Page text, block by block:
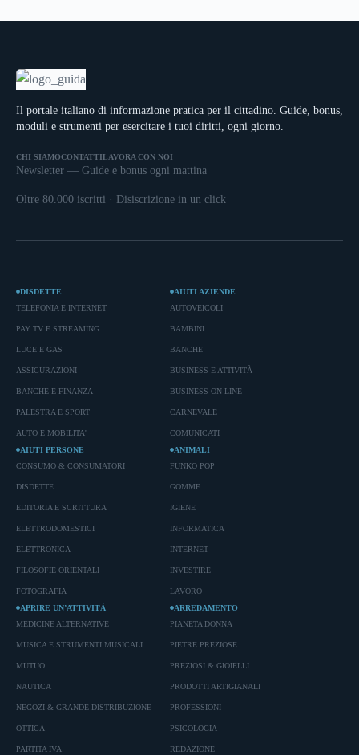
Il portale italiano di informazione pratica per il cittadino. Guide, bonus,
moduli e strumenti per esercitare i tuoi diritti, ogni giorno.
CHI SIAMOCONTATTI LAVORA CON NOI
Newsletter — Guide e bonus ogni mattina
Oltre 80.000 iscritti · Disiscrizione in un click
DISDETTE
TELEFONIA E INTERNET
PAY TV E STREAMING
LUCE E GAS
ASSICURAZIONI
BANCHE E FINANZA
PALESTRA E SPORT
AUTO E MOBILITA'
AIUTI AZIENDE
AUTOVEICOLI
BAMBINI
BANCHE
BUSINESS E ATTIVITÀ
BUSINESS ON LINE
CARNEVALE
COMUNICATI
AIUTI PERSONE
CONSUMO & CONSUMATORI
DISDETTE
EDITORIA E SCRITTURA
ELETTRODOMESTICI
ELETTRONICA
FILOSOFIE ORIENTALI
FOTOGRAFIA
ANIMALI
FUNKO POP
GOMME
IGIENE
INFORMATICA
INTERNET
INVESTIRE
LAVORO
APRIRE UN’ATTIVITÀ
MEDICINE ALTERNATIVE
MUSICA E STRUMENTI MUSICALI
MUTUO
NAUTICA
NEGOZI & GRANDE DISTRIBUZIONE
OTTICA
PARTITA IVA
ARREDAMENTO
PIANETA DONNA
PIETRE PREZIOSE
PREZIOSI & GIOIELLI
PRODOTTI ARTIGIANALI
PROFESSIONI
PSICOLOGIA
REDAZIONE